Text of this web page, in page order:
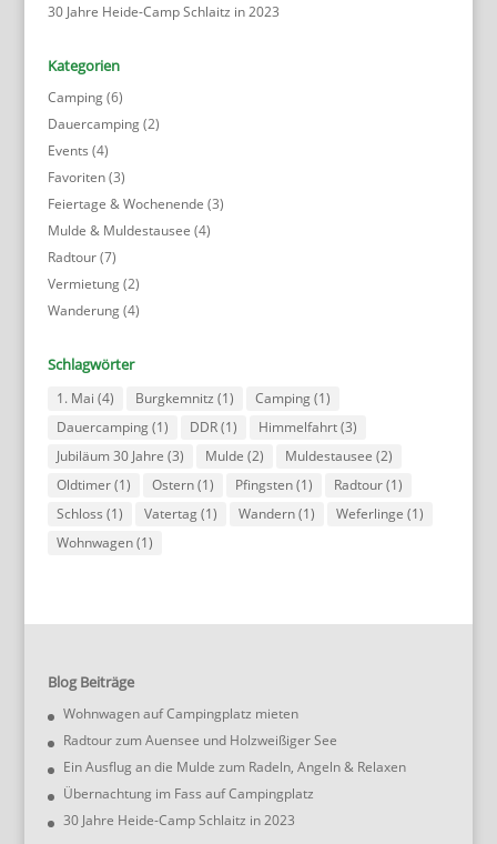
30 Jahre Heide-Camp Schlaitz in 2023
Kategorien
Camping(6)
Dauercamping(2)
Events (4)
Favoriten(3)
Feiertage & Wochenende (3)
Mulde & Muldestausee (4)
Radtour(7)
Vermietung(2)
Wanderung(4)
Schlagwörter
1. Mai (4) Burgkemnitz (1) Camping(1)
Dauercamping(1) DDR(1) Himmelfahrt(3)
Jubiläum 30 Jahre (3) Mulde (2) Muldestausee (2)
Oldtimer(1) Ostern(1) Pfingsten(1) Radtour(1)
Schloss (1) Vatertag(1) Wandern(1) Weferlinge (1)
Wohnwagen(1)
Blog Beiträge
Wohnwagen auf Campingplatz mieten
Radtour zum Auensee und Holzweißiger See
Ein Ausflug an die Mulde zum Radeln, Angeln & Relaxen
Übernachtung im Fass auf Campingplatz
30 Jahre Heide-Camp Schlaitz in 2023